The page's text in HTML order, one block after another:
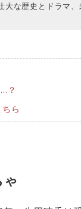
大な歴史とドラマ
？
ら